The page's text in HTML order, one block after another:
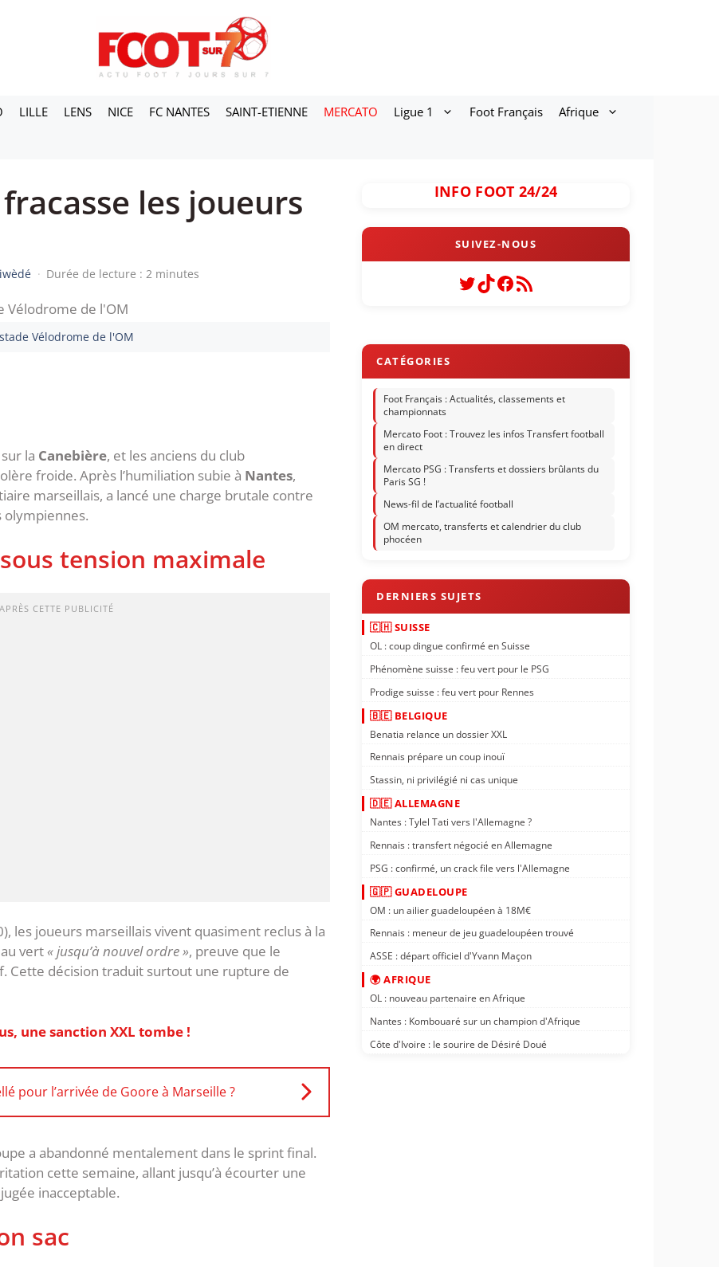
LILLE LENS NICE FC NANTES SAINT-ETIENNE MERCATO Ligue 1 Foot Français Afrique
fracasse les joueurs
· Durée de lecture : 2 minutes
Vélodrome de l'OM
la Canebière, et les anciens du club
froide. Après l’humiliation subie à Nantes,
marseillais, a lancé une charge brutale contre
olympiennes.
tension maximale
CETTE PUBLICITÉ
les joueurs marseillais vivent quasiment reclus à la
vert« jusqu’à nouvel ordre », preuve que le
Cette décision traduit surtout une rupture de
une sanction XXL tombe !
pour l’arrivée de Goore à Marseille ?
a abandonné mentalement dans le sprint final.
cette semaine, allant jusqu’à écourter une
inacceptable.
sac
INFO FOOT 24/24
Twitter
TikTok
Facebook
Flux RSS
Foot Français : Actualités, classements et
championnats
Mercato Foot : Trouvez les infos Transfert football
en direct
Mercato PSG : Transferts et dossiers brûlants du
Paris SG !
News-fil de l’actualité football
OM mercato, transferts et calendrier du club
phocéen
🇨🇭 SUISSE
OL : coup dingue confirmé en Suisse
Phénomène suisse : feu vert pour le PSG
Prodige suisse : feu vert pour Rennes
🇧🇪 BELGIQUE
Benatia relance un dossier XXL
Rennais prépare un coup inouï
Stassin, ni privilégié ni cas unique
🇩🇪 ALLEMAGNE
Nantes : Tylel Tati vers l'Allemagne ?
Rennais : transfert négocié en Allemagne
PSG : confirmé, un crack file vers l'Allemagne
🇬🇵 GUADELOUPE
OM : un ailier guadeloupéen à 18M€
Rennais : meneur de jeu guadeloupéen trouvé
ASSE : départ officiel d'Yvann Maçon
🌍 AFRIQUE
OL : nouveau partenaire en Afrique
Nantes : Kombouaré sur un champion d'Afrique
Côte d'Ivoire : le sourire de Désiré Doué